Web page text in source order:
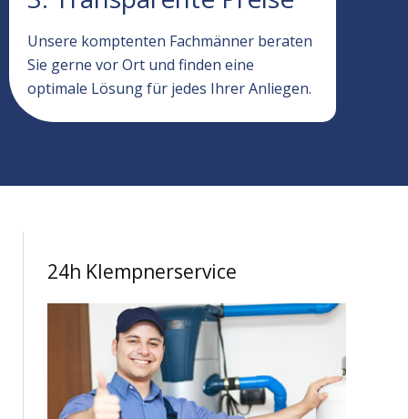
Unsere komptenten Fachmänner beraten
Sie gerne vor Ort und finden eine
optimale Lösung für jedes Ihrer Anliegen.
24h Klempnerservice